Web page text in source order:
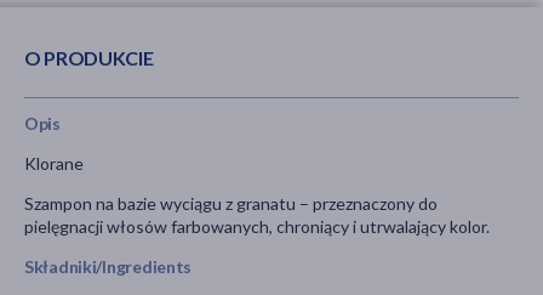
O PRODUKCIE
Opis
Klorane
Szampon na bazie wyciągu z granatu – przeznaczony do
pielęgnacji włosów farbowanych, chroniący i utrwalający kolor.
Składniki/Ingredients